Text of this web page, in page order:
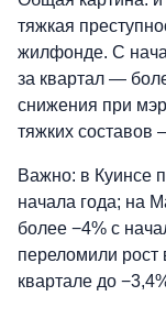
тяжкая
жилфонде. С
за квартал —
снижения при
тяжких составов
Важно: в Куинсе
начала года; на
более −4% с
переломили рост
квартале до